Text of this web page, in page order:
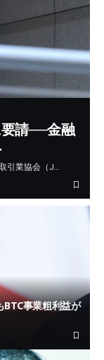
請──金融
引業協会（J…
BTC事業粗利益が